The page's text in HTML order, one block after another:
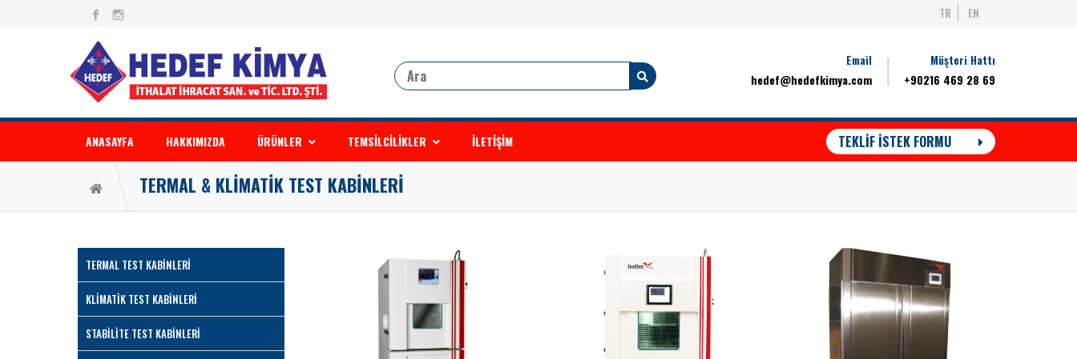
TR EN
Müşteri Hattı
+90216 469 28 69
Email
hedef@hedefkimya.com
ANASAYFA HAKKIMIZDA ÜRÜNLER TEMSİLCİLİKLER İLETİŞİM TEKLİF İSTEK FORMU
TERMAL & KLİMATİK TEST KABİNLERİ
TERMAL TEST KABİNLERİ
KLİMATİK TEST KABİNLERİ
STABİLİTE TEST KABİNLERİ